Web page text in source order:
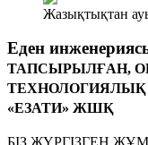
Жазықтықтан
Еден
ТАПСЫРЫЛҒАН,
ТЕХНОЛОГИЯЛЫҚ
«ЕЗАТИ» ЖШҚ
БІЗ ЖҮРГІЗГЕН